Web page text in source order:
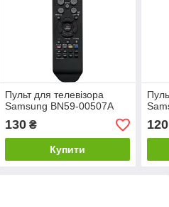
Пульт для телевізора
Samsung BN59-00507A
130₴
Купити
120